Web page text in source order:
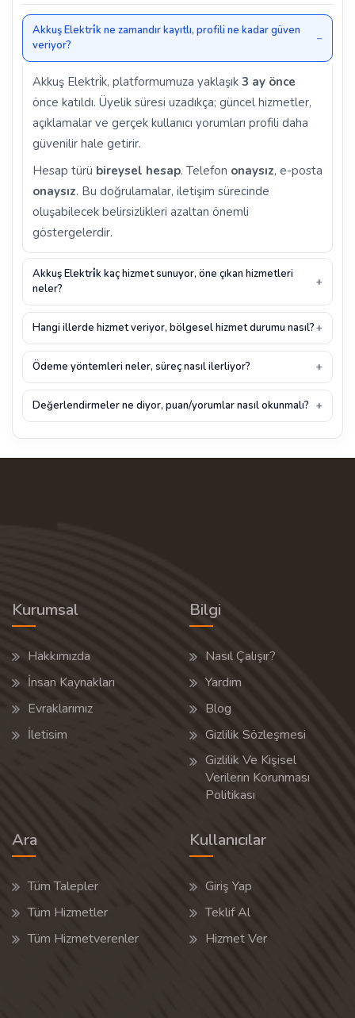
Akkuş Elektri̇k ne zamandır kayıtlı, profili ne kadar güven
veriyor?
Akkuş Elektri̇k, platformumuza yaklaşık 3 ay önce
önce katıldı. Üyelik süresi uzadıkça; güncel hizmetler,
açıklamalar ve gerçek kullanıcı yorumları profili daha
güvenilir hale getirir.
Hesap türü bireysel hesap. Telefon onaysız, e-posta
onaysız. Bu doğrulamalar, iletişim sürecinde
oluşabilecek belirsizlikleri azaltan önemli
göstergelerdir.
Akkuş Elektri̇k kaç hizmet sunuyor, öne çıkan hizmetleri
neler?
Hangi illerde hizmet veriyor, bölgesel hizmet durumu nasıl?
Ödeme yöntemleri neler, süreç nasıl ilerliyor?
Değerlendirmeler ne diyor, puan/yorumlar nasıl okunmalı?
Kurumsal
Hakkımızda
İnsan Kaynakları
Evraklarımız
İletisim
Bilgi
Nasıl Çalışır?
Yardım
Blog
Gizlilik Sözleşmesi
Gizlilik Ve Kişisel
Verilerin Korunması
Politikası
Ara
Tüm Talepler
Tüm Hizmetler
Tüm Hizmetverenler
Kullanıcılar
Giriş Yap
Teklif Al
Hizmet Ver